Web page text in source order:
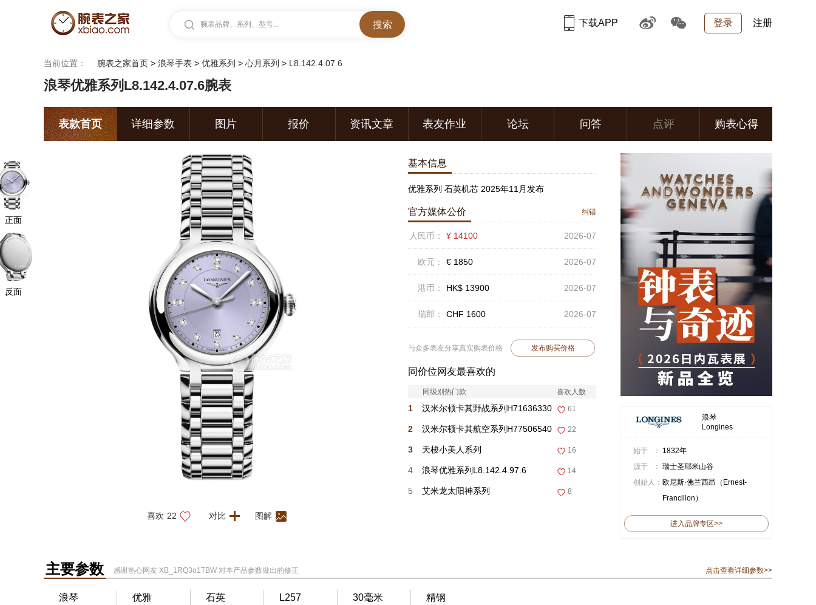
腕表品牌、系列、型号... 登录 注册
下载APP
当前位置： 腕表之家首页 > 浪琴手表 > 优雅系列 > 心月系列 > L8.142.4.07.6
浪琴优雅系列L8.142.4.07.6腕表
表款首页 详细参数 图片 报价 资讯文章 表友作业 论坛 问答 点评 购表心得
正面
反面
喜欢 22 对比 图解
基本信息
优雅系列 石英机芯 2025年11月发布
官方媒体公价 纠错
人民币： ¥ 14100 2026-07
欧元： € 1850 2026-07
港币： HK$ 13900 2026-07
瑞郎： CHF 1600 2026-07
与众多表友分享真实购表价格 发布购买价格
同价位网友最喜欢的
同级别热门款 喜欢人数
1 汉米尔顿卡其野战系列H71636330 61
2 汉米尔顿卡其航空系列H77506540 22
3 天梭小美人系列
T152.207.66.111.00
16
4 浪琴优雅系列L8.142.4.97.6 14
5 艾米龙太阳神系列 8
浪琴
Longines
始于 ：
1832年
源于 ： 瑞士圣耶米山谷
创始人： 欧尼斯·佛兰西昂（Ernest-
Francillon）
进入品牌专区>>
主要参数 感谢热心网友 XB_1RQ3o1TBW 对本产品参数做出的修正 点击查看详细参数>>
浪琴 优雅 石英 L257 30毫米 精钢